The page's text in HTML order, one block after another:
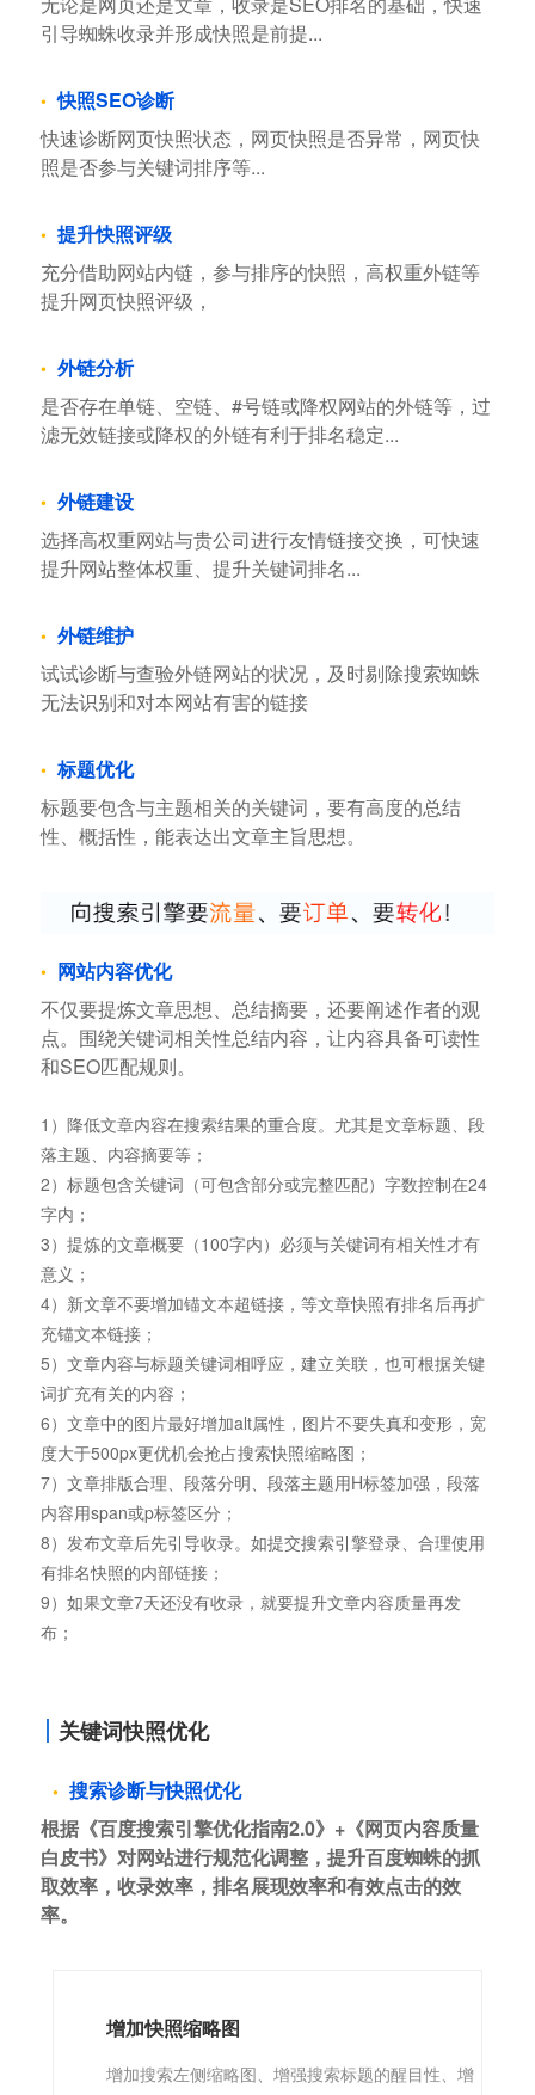
引导蜘蛛收录并形成快照是前提...
快照SEO诊断
快速诊断网页快照状态，网页快照是否异常，网页快
照是否参与关键词排序等...
提升快照评级
充分借助网站内链，参与排序的快照，高权重外链等
提升网页快照评级，
外链分析
是否存在单链、空链、#号链或降权网站的外链等，过
滤无效链接或降权的外链有利于排名稳定...
外链建设
选择高权重网站与贵公司进行友情链接交换，可快速
提升网站整体权重、提升关键词排名...
外链维护
试试诊断与查验外链网站的状况，及时剔除搜索蜘蛛
无法识别和对本网站有害的链接
标题优化
标题要包含与主题相关的关键词，要有高度的总结
性、概括性，能表达出文章主旨思想。
网站内容优化
不仅要提炼文章思想、总结摘要，还要阐述作者的观
点。围绕关键词相关性总结内容，让内容具备可读性
和SEO匹配规则。
1）降低文章内容在搜索结果的重合度。尤其是文章标题、段
落主题、内容摘要等；
2）标题包含关键词（可包含部分或完整匹配）字数控制在24
字内；
3）提炼的文章概要（100字内）必须与关键词有相关性才有
意义；
4）新文章不要增加锚文本超链接，等文章快照有排名后再扩
充锚文本链接；
5）文章内容与标题关键词相呼应，建立关联，也可根据关键
词扩充有关的内容；
6）文章中的图片最好增加alt属性，图片不要失真和变形，宽
度大于500px更优机会抢占搜索快照缩略图；
7）文章排版合理、段落分明、段落主题用H标签加强，段落
内容用span或p标签区分；
8）发布文章后先引导收录。如提交搜索引擎登录、合理使用
有排名快照的内部链接；
9）如果文章7天还没有收录，就要提升文章内容质量再发
布；
关键词快照优化
搜索诊断与快照优化
根据《百度搜索引擎优化指南2.0》+《网页内容质量
白皮书》对网站进行规范化调整，提升百度蜘蛛的抓
取效率，收录效率，排名展现效率和有效点击的效
率。
增加快照缩略图
增加搜索左侧缩略图、增强搜索标题的醒目性、增